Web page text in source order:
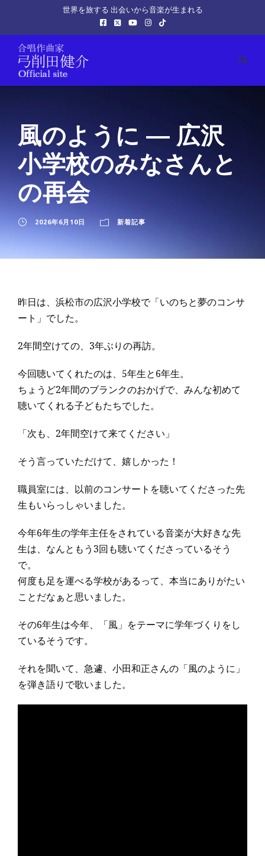
世界を旅する 出会いから音楽が生まれる
風のように ― 広沢
小学校のみなさんと
の再会
2026年6月10日 新着記事
昨日は、浜松市の広沢小学校で「いのちと夢のコンサ
ート」でした。
2年間空けての、3年ぶりの再訪。
今回聴いてくれたのは、5年生と6年生。
ちょうど2年間のブランクのおかげで、みんな初めて
聴いてくれる子どもたちでした。
「次も、2年間空けて来てください」
そう言っていただけて、嬉しかった！
職員室には、以前のコンサートを聴いてくださった先
生もいらっしゃいました。
今年6年生の学年主任をされている音楽が大好きな先
生は、なんともう3回も聴いてくださっているそう
で。
何度も足を運べる学校があるって、本当にありがたい
ことだなぁと思いました。
その6年生は今年、「風」をテーマに学年づくりをし
ているそうです。
それを聞いて、急遽、小田和正さんの「風のように」
を弾き語りで歌いました。